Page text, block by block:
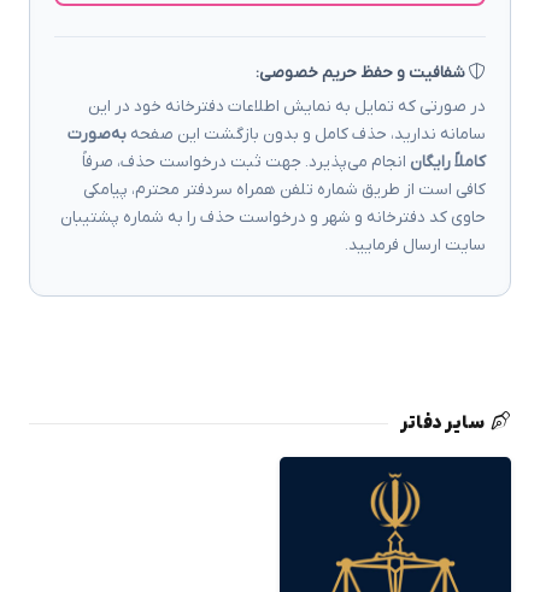
شفافیت و حفظ حریم خصوصی:
در صورتی که تمایل به نمایش اطلاعات دفترخانه خود در این
سامانه ندارید، حذف کامل و بدون بازگشت این صفحه به‌صورت
کاملاً رایگان انجام می‌پذیرد. جهت ثبت درخواست حذف، صرفاً
کافی است از طریق شماره تلفن همراه سردفتر محترم، پیامکی
حاوی کد دفترخانه و شهر و درخواست حذف را به شماره پشتیبان
سایت ارسال فرمایید.
سایر دفاتر